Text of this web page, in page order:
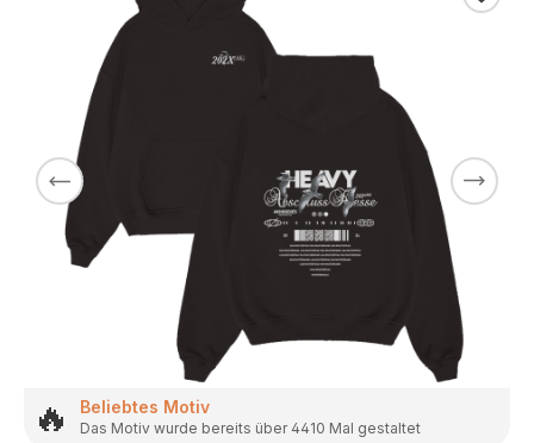
🔥 Beliebtes Motiv
Das Motiv wurde bereits über 4410 Mal gestaltet